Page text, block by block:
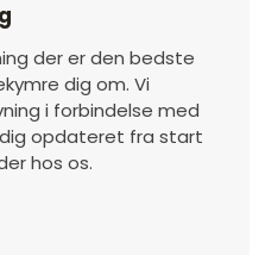
der er den bedste
dig om. Vi
i forbindelse med
opdateret fra start
hos os.